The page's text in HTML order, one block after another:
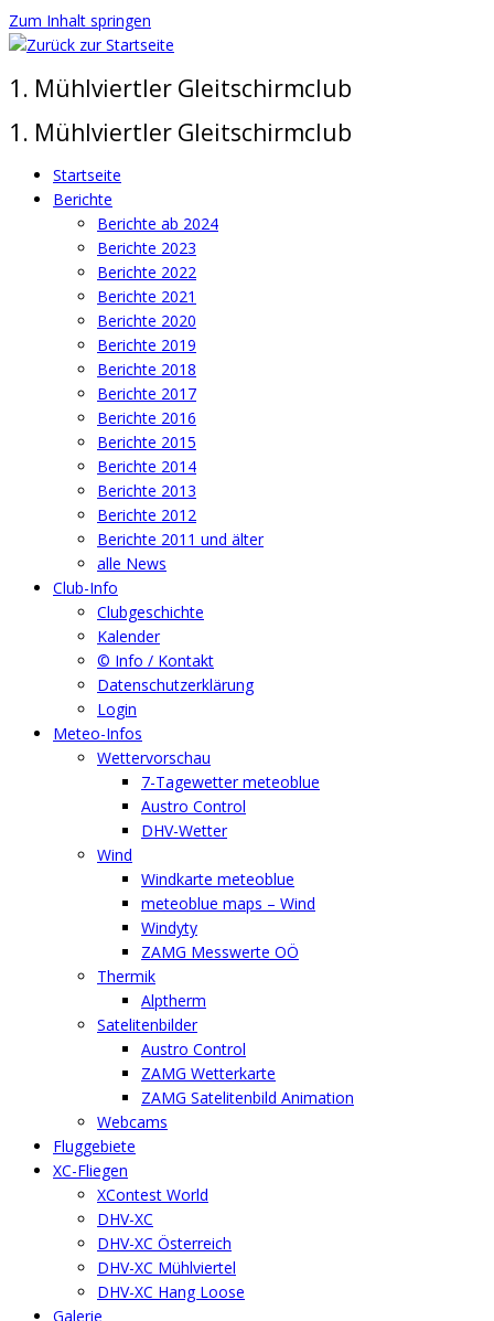
Zum Inhalt springen
1. Mühlviertler Gleitschirmclub
1. Mühlviertler Gleitschirmclub
Startseite
Berichte
Berichte ab 2024
Berichte 2023
Berichte 2022
Berichte 2021
Berichte 2020
Berichte 2019
Berichte 2018
Berichte 2017
Berichte 2016
Berichte 2015
Berichte 2014
Berichte 2013
Berichte 2012
Berichte 2011 und älter
alle News
Club-Info
Clubgeschichte
Kalender
© Info / Kontakt
Datenschutzerklärung
Login
Meteo-Infos
Wettervorschau
7-Tagewetter meteoblue
Austro Control
DHV-Wetter
Wind
Windkarte meteoblue
meteoblue maps – Wind
Windyty
ZAMG Messwerte OÖ
Thermik
Alptherm
Satelitenbilder
Austro Control
ZAMG Wetterkarte
ZAMG Satelitenbild Animation
Webcams
Fluggebiete
XC-Fliegen
XContest World
DHV-XC
DHV-XC Österreich
DHV-XC Mühlviertel
DHV-XC Hang Loose
Galerie